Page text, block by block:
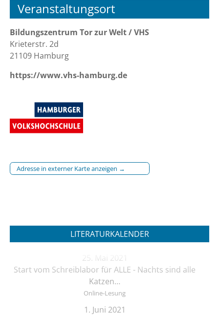
Veranstaltungsort
Bildungszentrum Tor zur Welt / VHS
Krieterstr. 2d
21109 Hamburg
https://www.vhs-hamburg.de
Adresse in externer Karte anzeigen →
LITERATURKALENDER
25. Mai 2021
Start vom Schreiblabor für ALLE - Nachts sind alle
Katzen…
Online-Lesung
1. Juni 2021